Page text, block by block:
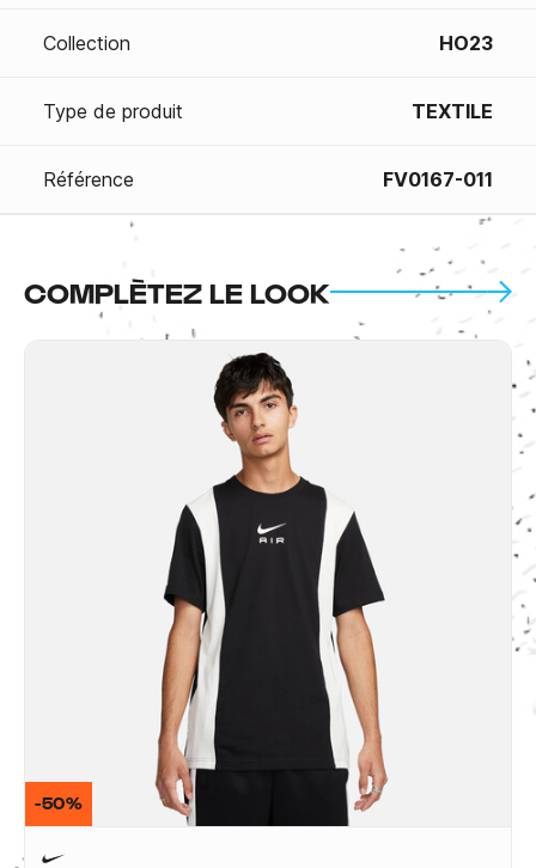
Collection HO23
Type de produit TEXTILE
Référence FV0167-011
COMPLÈTEZ LE LOOK
-50%